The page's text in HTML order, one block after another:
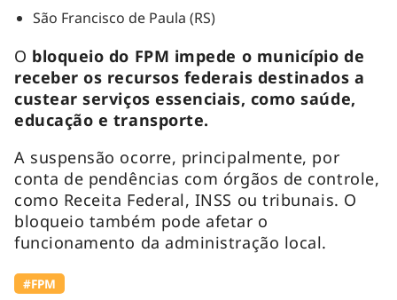
São Francisco de Paula (RS)
O bloqueio do FPM impede o município de
receber os recursos federais destinados a
custear serviços essenciais, como saúde,
educação e transporte.
A suspensão ocorre, principalmente, por
conta de pendências com órgãos de controle,
como Receita Federal, INSS ou tribunais. O
bloqueio também pode afetar o
funcionamento da administração local.
#FPM